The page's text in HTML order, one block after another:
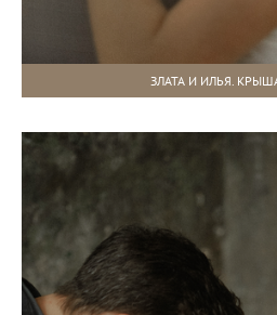
ЗЛАТА И ИЛЬЯ.